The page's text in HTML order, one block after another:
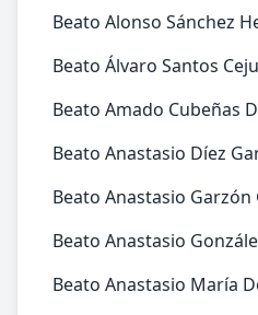
Beato Alonso Sánchez
Beato Álvaro Santos
Beato Amado Cubeñas
Beato Anastasio Díez
Beato Anastasio Garzón
Beato Anastasio
Beato Anastasio María